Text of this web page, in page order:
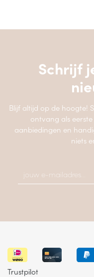
Schrijf
Blijf altijd op de hoogte!
ontvang als
aanbiedingen en
niets
Trustpilot